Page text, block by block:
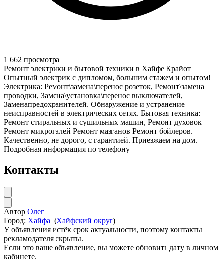
1 662 просмотра
Ремонт электрики и бытовой техники в Хайфе Крайот
Опытный электрик с дипломом, большим стажем и опытом!
Электрика: Ремонт\замена\перенос розеток, Ремонт\замена
проводки, Замена\установка\перенос выключателей,
Заменапредохранителей. Обнаружение и устранение
неисправностей в электрических сетях. Бытовая техника:
Ремонт стиральных и сушильных машин, Ремонт духовок
Ремонт микрогалей Ремонт мазганов Ремонт бойлеров.
Качественно, не дорого, с гарантией. Приезжаем на дом.
Подробная информация по телефону
Контакты
Автор Олег
Город: Хайфа (Хайфский округ)
У объявления истёк срок актуальности, поэтому контакты
рекламодателя скрыты.
Если это ваше объявление, вы можете обновить дату в личном
кабинете.